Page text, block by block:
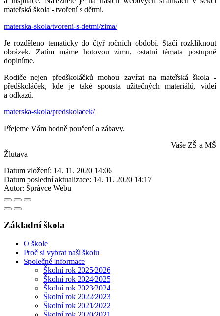
mateřská škola - tvoření s dětmi.
materska-skola/tvoreni-s-detmi/zima/
Je rozděleno tematicky do čtyř ročních období. Stačí rozkliknout
obrázek. Zatím máme hotovou zimu, ostatní témata postupně
doplníme.
Rodiče nejen předškoláčků mohou zavítat na mateřská škola -
předškoláček, kde je také spousta užitečných materiálů, videí
a odkazů.
materska-skola/predskolacek/
Přejeme Vám hodně poučení a zábavy.
Vaše ZŠ a MŠ
Žlutava
Datum vložení: 14. 11. 2020 14:06
Datum poslední aktualizace: 14. 11. 2020 14:17
Autor: Správce Webu
Základní škola
O škole
Proč si vybrat naši školu
Společné informace
Školní rok 2025⁄2026
Školní rok 2024⁄2025
Školní rok 2023⁄2024
Školní rok 2022⁄2023
Školní rok 2021⁄2022